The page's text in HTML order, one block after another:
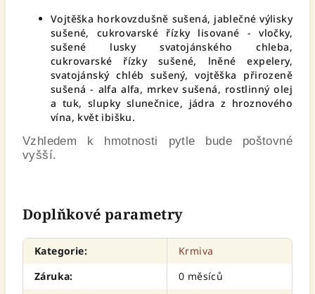
Vojtěška horkovzdušně sušená, jablečné výlisky
sušené, cukrovarské řízky lisované - vločky,
sušené lusky svatojánského chleba,
cukrovarské řízky sušené, lněné expelery,
svatojánský chléb sušený, vojtěška přirozeně
sušená - alfa alfa, mrkev sušená, rostlinný olej
a tuk, slupky slunečnice, jádra z hroznového
vína, květ ibišku.
Vzhledem k hmotnosti pytle bude poštovné
vyšší.
Doplňkové parametry
Kategorie:
Krmiva
Záruka:
0 měsíců